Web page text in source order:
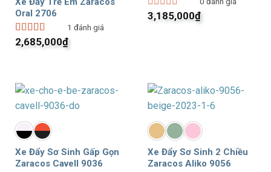
Oral 2706
Được xếp
1 đánh giá
2,685,000₫
Được
3,185,000₫
Xe Đẩy Sơ Sinh Gấp Gọn
Zaracos Cavell 9036
Xe Đẩy Sơ Sinh 2 Chiều
Zaracos Aliko 9056